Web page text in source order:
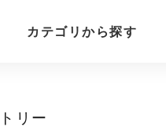
カテゴリから探す
リー